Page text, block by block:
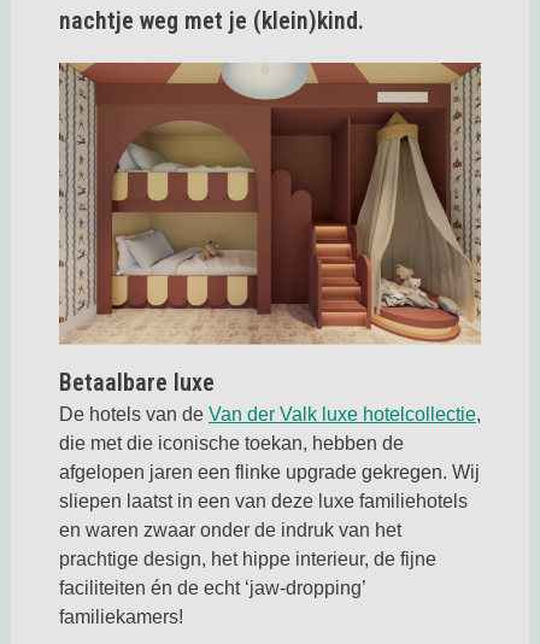
nachtje weg met je (klein)kind.
Betaalbare luxe
De hotels van de Van der Valk luxe hotelcollectieDeze
,
die met die iconische toekan, hebben de
afgelopen jaren een flinke upgrade gekregen. Wij
sliepen laatst in een van deze luxe familiehotels
en waren zwaar onder de indruk van het
prachtige design, het hippe interieur, de fijne
faciliteiten én de echt ‘jaw-dropping’
familiekamers!